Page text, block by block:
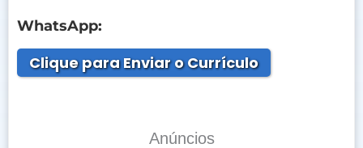
WhatsApp:
Clique para Enviar o Currículo
Anúncios